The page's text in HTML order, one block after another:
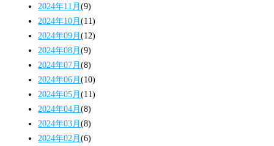
2024年11月(9)
2024年10月(11)
2024年09月(12)
2024年08月(9)
2024年07月(8)
2024年06月(10)
2024年05月(11)
2024年04月(8)
2024年03月(8)
2024年02月(6)